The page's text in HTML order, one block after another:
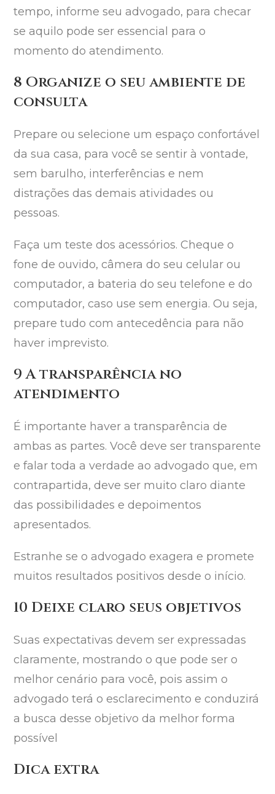
tempo, informe seu advogado, para checar
se aquilo pode ser essencial para o
momento do atendimento.
8 Organize o seu ambiente de
consulta
Prepare ou selecione um espaço confortável
da sua casa, para você se sentir à vontade,
sem barulho, interferências e nem
distrações das demais atividades ou
pessoas.
Faça um teste dos acessórios. Cheque o
fone de ouvido, câmera do seu celular ou
computador, a bateria do seu telefone e do
computador, caso use sem energia. Ou seja,
prepare tudo com antecedência para não
haver imprevisto.
9 A transparência no
atendimento
É importante haver a transparência de
ambas as partes. Você deve ser transparente
e falar toda a verdade ao advogado que, em
contrapartida, deve ser muito claro diante
das possibilidades e depoimentos
apresentados.
Estranhe se o advogado exagera e promete
muitos resultados positivos desde o início.
10 Deixe claro seus objetivos
Suas expectativas devem ser expressadas
claramente, mostrando o que pode ser o
melhor cenário para você, pois assim o
advogado terá o esclarecimento e conduzirá
a busca desse objetivo da melhor forma
possível
Dica extra